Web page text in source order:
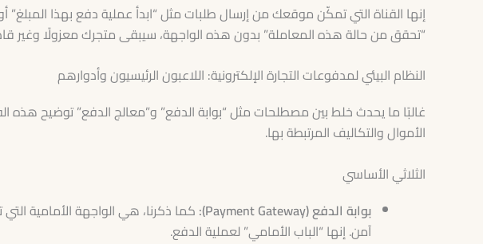
إنها القناة التي تمكّن موقعك من إرسال طلبات مثل “ابدأ عملية دفع بهذا المبلغ”
“تحقق من حالة هذه المعاملة” بدون هذه الواجهة، سيبقى متجرك معزولًا وغير
النظام البيئي لمدفوعات التجارة الإلكترونية: اللاعبون الرئيسيون وأدوارهم
غالبًا ما يحدث خلط بين مصطلحات مثل “بوابة الدفع” و”معالج الدفع” توضيح
الأموال والتكاليف المرتبطة بها.
الثلاثي الأساسي
بوابة الدفع (Payment Gateway):
كما ذكرنا، هي الواجهة الأمامية
آمن. إنها “الباب الأمامي” لعملية الدفع.